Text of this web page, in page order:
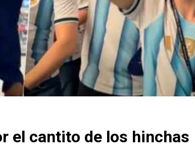
el cantito de los hinchas